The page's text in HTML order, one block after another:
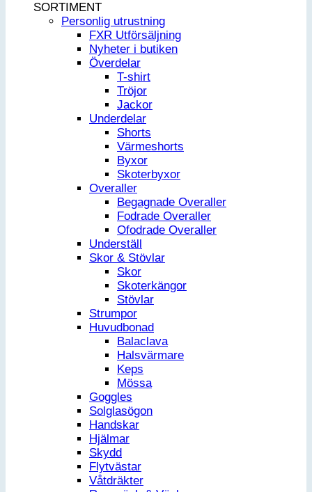
SORTIMENT
Personlig utrustning
FXR Utförsäljning
Nyheter i butiken
Överdelar
T-shirt
Tröjor
Jackor
Underdelar
Shorts
Värmeshorts
Byxor
Skoterbyxor
Overaller
Begagnade Overaller
Fodrade Overaller
Ofodrade Overaller
Underställ
Skor & Stövlar
Skor
Skoterkängor
Stövlar
Strumpor
Huvudbonad
Balaclava
Halsvärmare
Keps
Mössa
Goggles
Solglasögon
Handskar
Hjälmar
Skydd
Flytvästar
Våtdräkter